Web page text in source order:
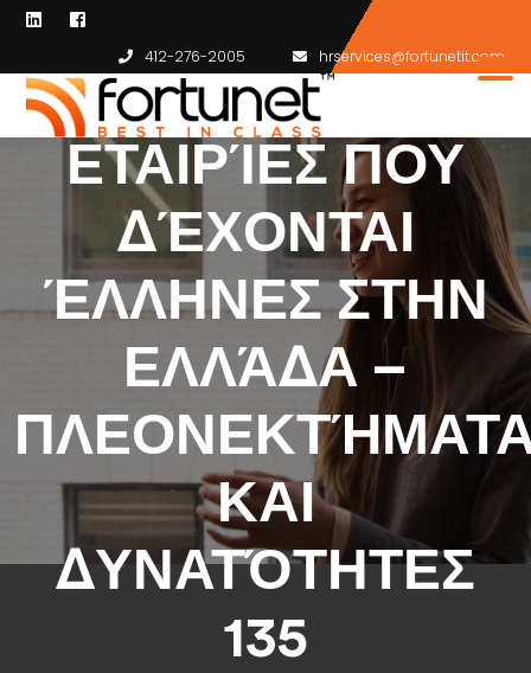
412-276-2005 hrservices@fortunetit.com
ΞΈΝΕΣ
ΣΤΟΙΧΗΜΑΤΙΚΈΣ
ΕΤΑΙΡΊΕΣ ΠΟΥ
ΔΈΧΟΝΤΑΙ
ΈΛΛΗΝΕΣ ΣΤΗΝ
ΕΛΛΆΔΑ –
ΚΑΙ
ΔΥΝΑΤΌΤΗΤΕΣ
135